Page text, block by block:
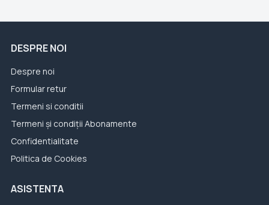
DESPRE NOI
Despre noi
Formular retur
Termeni si conditii
Termeni și condiții Abonamente
Confidentialitate
Politica de Cookies
ASISTENTA